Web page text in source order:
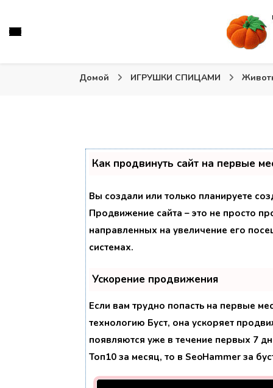
Тыква: Вяжем игрушки
Домой ИГРУШКИ СПИЦАМИ
Как продвинуть сайт на первые
Вы создали или только планируете
Продвижение сайта – это не просто
направленных на увеличение его
системах.
Ускорение продвижения
Если вам трудно попасть на первые
технологию Буст, она ускоряет
появляются уже в течение первых 7
Топ10 за месяц, то в SeoHammer за